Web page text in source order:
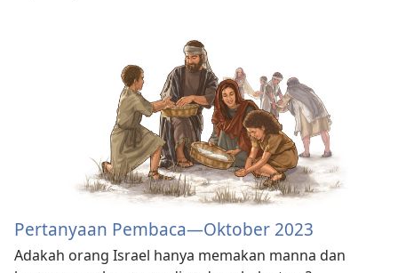
Pertanyaan Pembaca​—Oktober 2023
Adakah orang Israel hanya memakan manna dan